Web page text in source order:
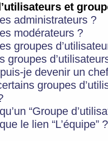
et
administrateurs ?
modérateurs ?
groupes
groupes
je devenir un
groupes
“Groupe
le lien “L’équipe” ?